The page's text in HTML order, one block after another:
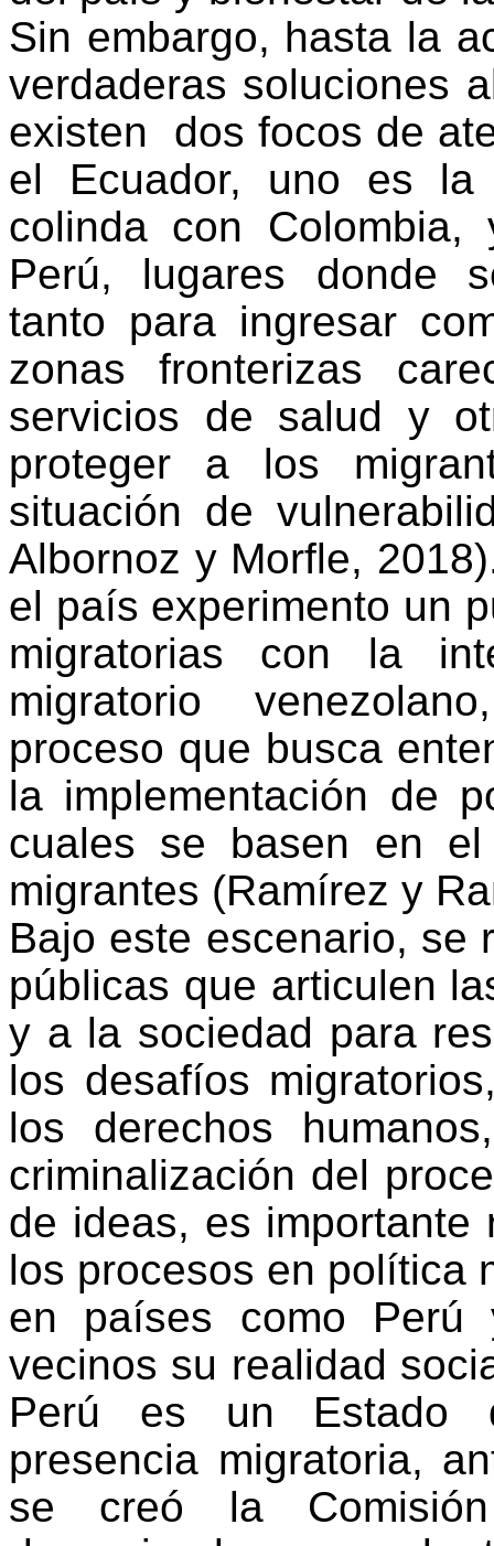
Sin embargo, hasta la
verdaderas soluciones
existen dos focos de
el Ecuador, uno es la
colinda con
Perú, lugares donde
tanto para ingresar
zonas fronterizas
servicios de salud y
proteger a los
situación de
Albornoz y Morfle,
el país experimento un
migratorias con la
migratorio
proceso que busca
la implementación de
cuales se basen en
migrantes (Ramírez y
Bajo este escenario, se
públicas que articulen
y a la sociedad para
los desafíos
los derechos
criminalización del
de ideas, es importante
los procesos en política
en países como Perú
vecinos su realidad
Perú es un Estado
presencia migratoria,
se creó la Comisión